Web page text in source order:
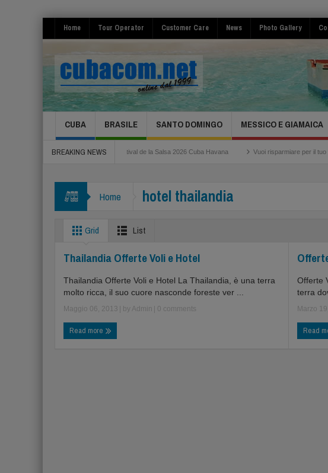
Home Tour Operator Customer Care News Photo Gallery
CUBA BRASILE SANTO DOMINGO MESSICO E GIAMAICA
BREAKING NEWS
Festival de la Salsa 2026 Cuba Havana Vuoi risparmiare per il tuo volo? ecco il
Home hotel thailandia
Grid List
Thailandia Offerte Voli e Hotel
Thailandia Offerte Voli e Hotel La Thailandia, è una terra
molto ricca, il suo cuore nasconde foreste ver ...
Maggio 06, 2013 | by Admin 0 comments
Read more
Offerte
terra
Marzo
Read